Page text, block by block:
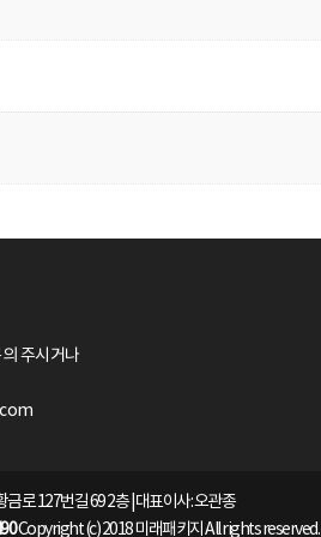
주시거나
로 127번길 69 2층 | 대표이사: 오관종
Copyright (c) 2018 미래패키지 All rights reserved.